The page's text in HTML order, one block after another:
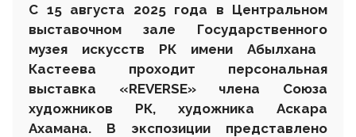
С 15 августа 2025 года в Центральном
выставочном зале Государственного
музея искусств РК имени Абылхана
Кастеева проходит персональная
выставка «REVERSE» члена Союза
художников РК, художника Аскара
Ахамана. В экспозиции представлено